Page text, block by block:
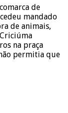
de
mandado
de animais,
na praça
permitia que